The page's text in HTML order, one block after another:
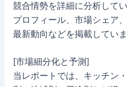
競合情勢を詳細に分析して
プロフィール、市場シェア
最新動向などを掲載していま
[市場細分化と予測]
当レポートでは、キッチン